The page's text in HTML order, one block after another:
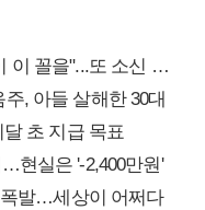
을"...또 소신 발언
, 아들 살해한 30대
초 지급 목표
현실은 '-2,400만원'
발…세상이 어쩌다